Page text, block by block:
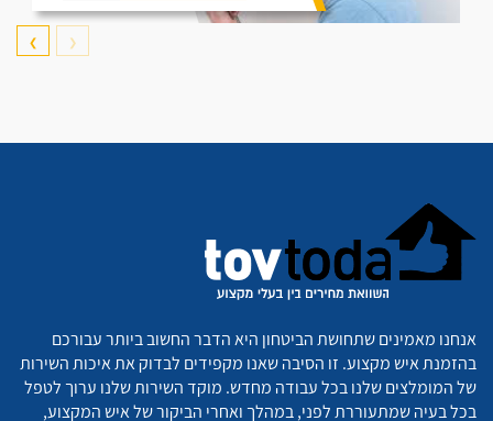
❮
❯
אנחנו מאמינים שתחושת הביטחון היא הדבר החשוב ביותר עבורכם
בהזמנת איש מקצוע. זו הסיבה שאנו מקפידים לבדוק את איכות השירות
של המומלצים שלנו בכל עבודה מחדש. מוקד השירות שלנו ערוך לטפל
בכל בעיה שמתעוררת לפני, במהלך ואחרי הביקור של איש המקצוע,